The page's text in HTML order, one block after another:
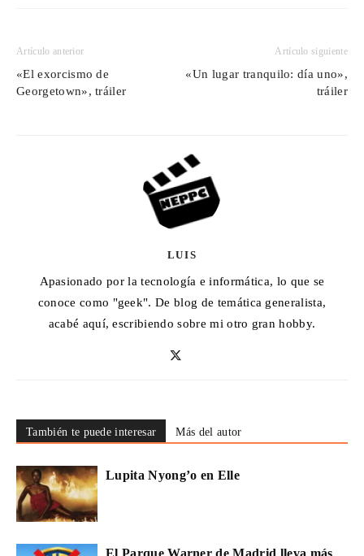
Artículo anterior
«El exorcismo de
Georgetown», tráiler
Artículo siguiente
«Un lugar tranquilo: día uno»,
tráiler
LUIS
Apasionado por la tecnología e informática, lo que se
conoce como "geek". De blog de temática generalista,
acabé aquí, escribiendo sobre mi otro gran hobby.
También te puede interesar Más del autor
Lupita Nyong’o en Elle